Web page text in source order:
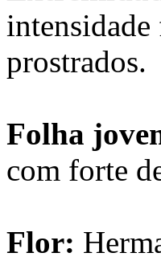
intensidade
prostrados.
Folha
com forte
Flor: